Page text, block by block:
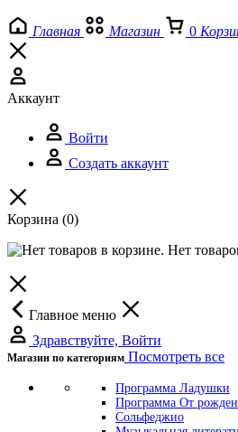
Главная Магазин 0
Аккаунт
Войти
Создать аккаунт
Корзина (0)
Нет
Главное меню
Здравствуйте, Войти
Магазин по категориям Посмотреть все
Программа Ладушки
Программа От
Сольфеджио